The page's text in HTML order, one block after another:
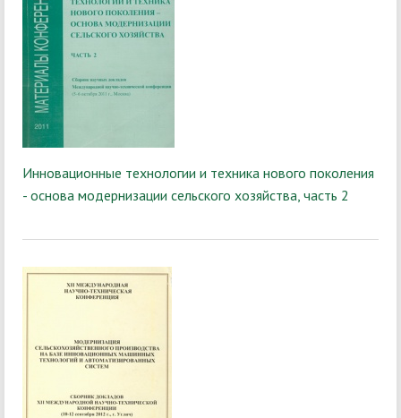
Инновационные технологии и техника нового поколения
- основа модернизации сельского хозяйства, часть 2